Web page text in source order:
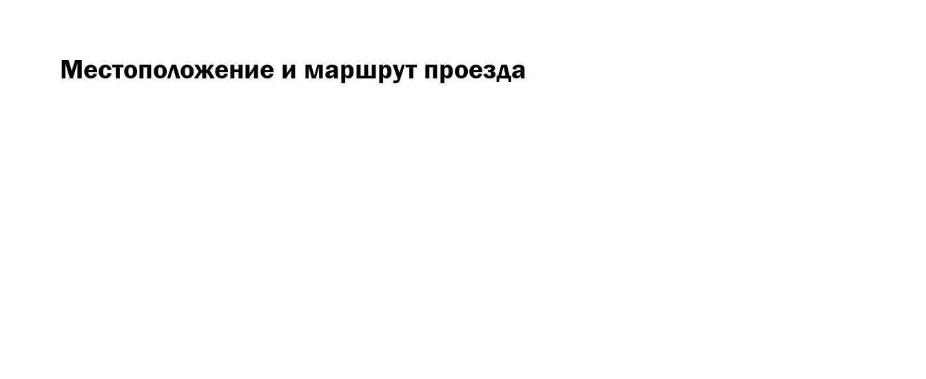
Местоположение и маршрут проезда